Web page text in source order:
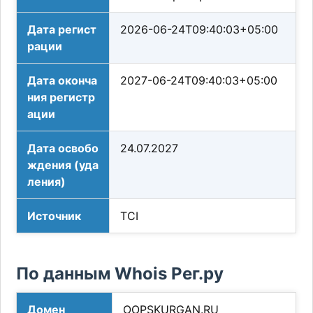
Дата регист
рации
2026-06-24T09:40:03+05:00
Дата оконча
ния регистр
ации
2027-06-24T09:40:03+05:00
Дата освобо
ждения (уда
ления)
24.07.2027
Источник TCI
По данным Whois Рег.ру
Домен OOPSKURGAN.RU